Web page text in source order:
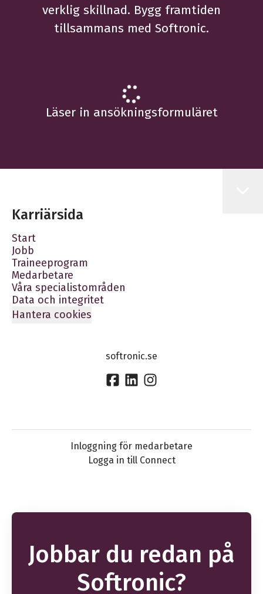
verklig skillnad. Bygg framtiden
tillsammans med Softronic.
Läser in ansökningsformuläret
Karriärsida
Start
Jobb
Traineeprogram
Medarbetare
Våra specialistområden
Data och integritet
Hantera cookies
softronic.se
Inloggning för medarbetare
Logga in till Connect
Jobbar du redan på
Softronic?